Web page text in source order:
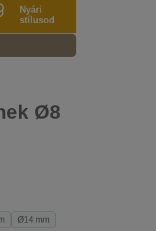
Nyári
stílusod
Ø8
Ø14 mm